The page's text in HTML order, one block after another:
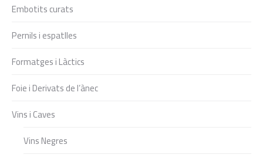
Embotits curats
Pernils i espatlles
Formatges i Làctics
Foie i Derivats de l’ànec
Vins i Caves
Vins Negres